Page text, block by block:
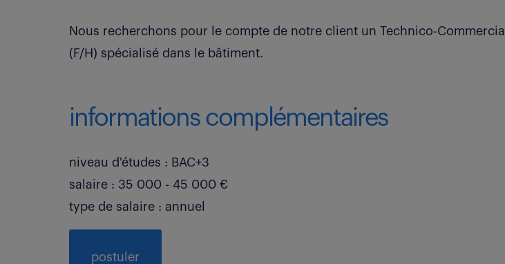
Nous recherchons pour le compte de notre client un Technico-Commercial
(F/H) spécialisé dans le bâtiment.
informations complémentaires
niveau d'études : BAC+3
salaire : 35 000 - 45 000 €
type de salaire : annuel
postuler